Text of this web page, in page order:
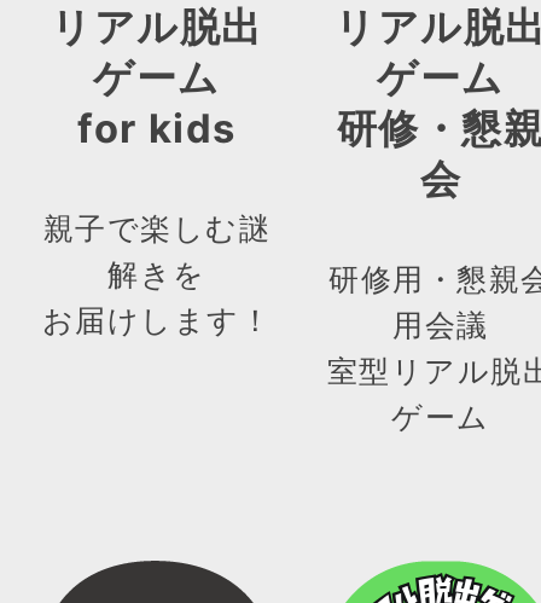
リアル脱出
ゲーム
for kids
親子で楽しむ謎
解きを
お届けします！
リアル脱
ゲーム
研修・懇
会
研修用・懇親
用会議
室型リアル脱
ゲーム